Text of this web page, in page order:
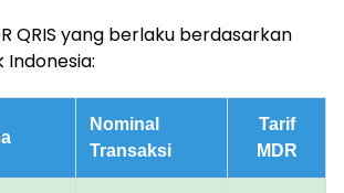
QRIS yang berlaku berdasarkan
Nominal
Transaksi
Tarif
MDR